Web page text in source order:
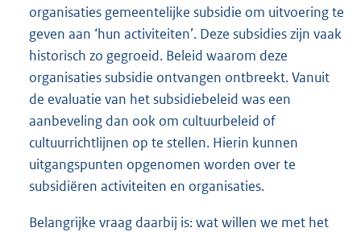
organisaties gemeentelijke subsidie om uitvoering te
geven aan ‘hun activiteiten’. Deze subsidies zijn vaak
historisch zo gegroeid. Beleid waarom deze
organisaties subsidie ontvangen ontbreekt. Vanuit
de evaluatie van het subsidiebeleid was een
aanbeveling dan ook om cultuurbeleid of
cultuurrichtlijnen op te stellen. Hierin kunnen
uitgangspunten opgenomen worden over te
subsidiëren activiteiten en organisaties.
Belangrijke vraag daarbij is: wat willen we met het